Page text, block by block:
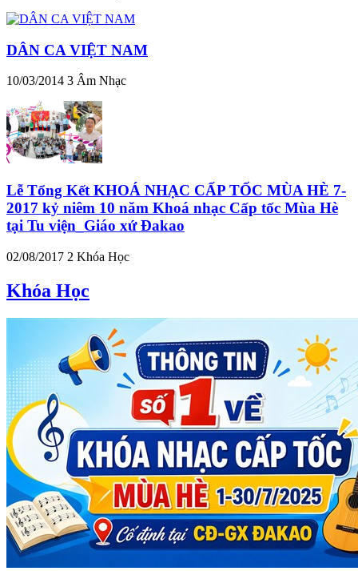
DÂN CA VIỆT NAM
10/03/2014 3 Âm Nhạc
Lễ Tổng Kết KHOÁ NHẠC CẤP TỐC MÙA HÈ 7-
2017 kỷ niêm 10 năm Khoá nhạc Cấp tốc Mùa Hè
tại Tu viện_Giáo xứ Đakao
02/08/2017 2 Khóa Học
Khóa Học